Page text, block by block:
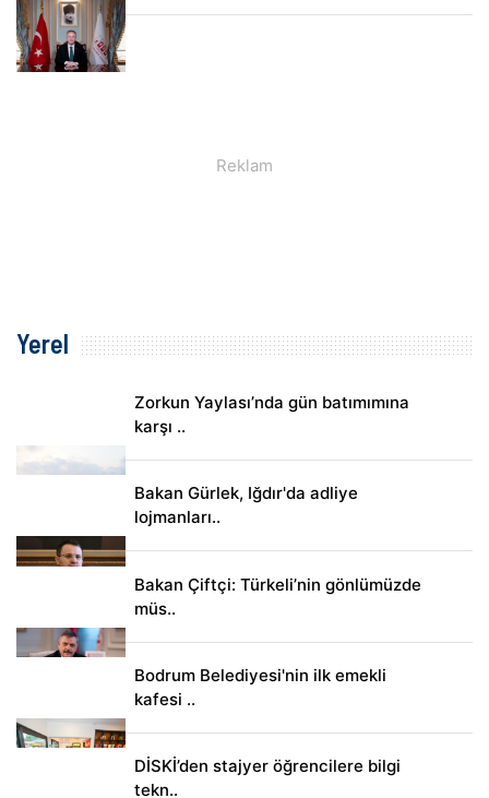
Yerel
Zorkun Yaylası’nda gün batımımına
karşı ..
Bakan Gürlek, Iğdır'da adliye
lojmanları..
Bakan Çiftçi: Türkeli’nin gönlümüzde
müs..
Bodrum Belediyesi'nin ilk emekli
kafesi ..
DİSKİ’den stajyer öğrencilere bilgi
tekn..